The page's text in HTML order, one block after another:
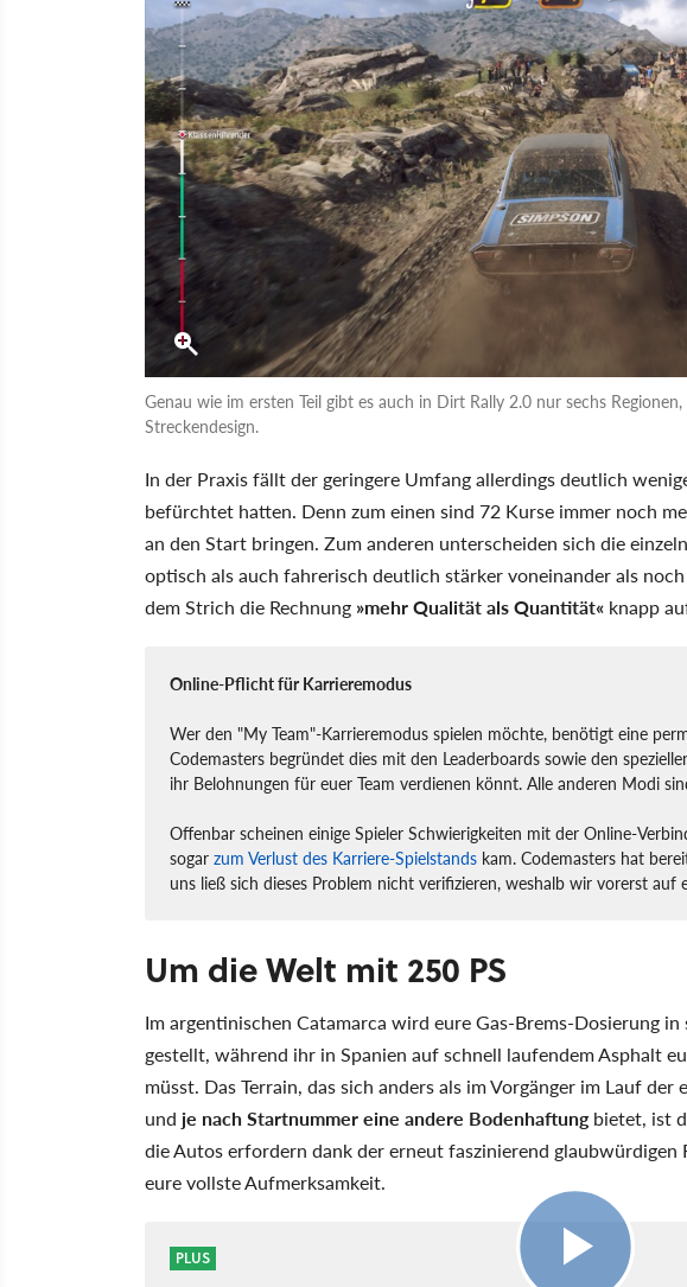
Genau wie im ersten Teil gibt es auch in Dirt Rally 2.0 nur sechs
Streckendesign.
In der Praxis fällt der geringere Umfang allerdings deutlich
befürchtet hatten. Denn zum einen sind 72 Kurse immer noch
an den Start bringen. Zum anderen unterscheiden sich die
optisch als auch fahrerisch deutlich stärker voneinander als
dem Strich die Rechnung »mehr Qualität als Quantität« knapp
Online-Pflicht für Karrieremodus
Wer den "My Team"-Karrieremodus spielen möchte, benötigt eine
Codemasters begründet dies mit den Leaderboards sowie den
ihr Belohnungen für euer Team verdienen könnt. Alle anderen Modi
Offenbar scheinen einige Spieler Schwierigkeiten mit der Online-
sogar zum Verlust des Karriere-Spielstands kam. Codemasters hat
uns ließ sich dieses Problem nicht verifizieren, weshalb wir vorerst
Um die Welt mit 250 PS
Im argentinischen Catamarca wird eure Gas-Brems-Dosierung
gestellt, während ihr in Spanien auf schnell laufendem Asphalt
müsst. Das Terrain, das sich anders als im Vorgänger im Lauf
und je nach Startnummer eine andere Bodenhaftungbietet, ist
die Autos erfordern dank der erneut faszinierend glaubwürdigen
eure vollste Aufmerksamkeit.
PLUS